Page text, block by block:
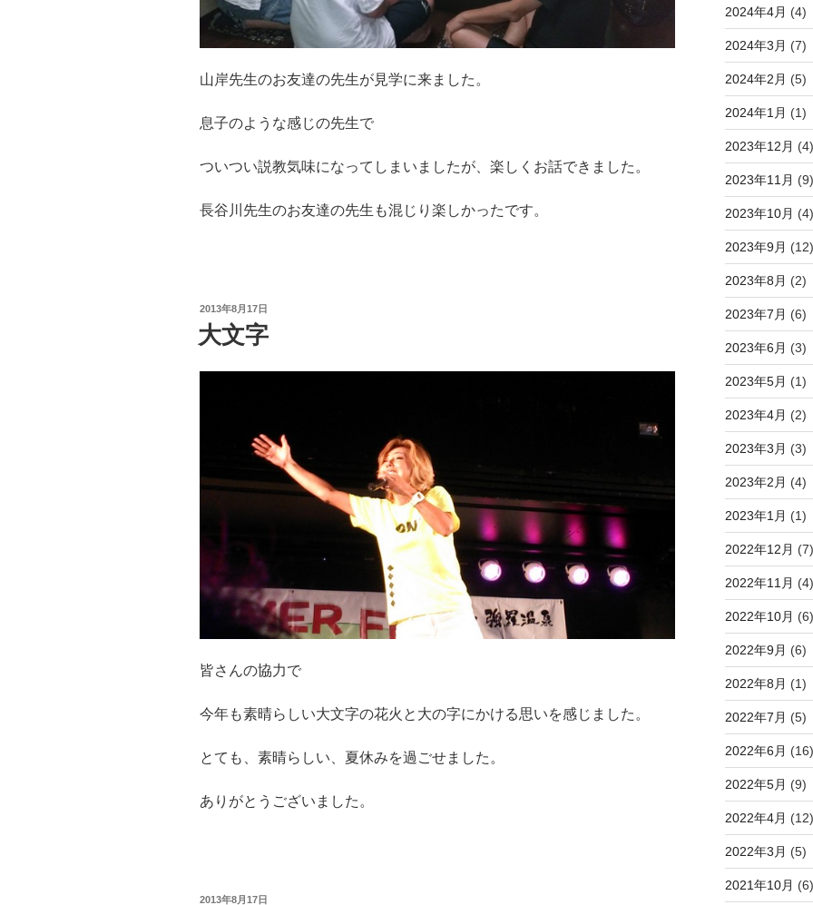
山岸先生のお友達の先生が見学に来ました。
息子のような感じの先生で
ついつい説教気味になってしまいましたが、楽しくお話できました。
長谷川先生のお友達の先生も混じり楽しかったです。
投
稿
日:
2013年8月17日
大文字
皆さんの協力で
今年も素晴らしい大文字の花火と大の字にかける思いを感じました。
とても、素晴らしい、夏休みを過ごせました。
ありがとうございました。
投
2013年8月17日
2024年4月 (4)
2024年3月 (7)
2024年2月 (5)
2024年1月 (1)
2023年12月 (4)
2023年11月 (9)
2023年10月 (4)
2023年9月 (12)
2023年8月 (2)
2023年7月 (6)
2023年6月 (3)
2023年5月 (1)
2023年4月 (2)
2023年3月 (3)
2023年2月 (4)
2023年1月 (1)
2022年12月 (7)
2022年11月 (4)
2022年10月 (6)
2022年9月 (6)
2022年8月 (1)
2022年7月 (5)
2022年6月 (16)
2022年5月 (9)
2022年4月 (12)
2022年3月 (5)
2021年10月 (6)